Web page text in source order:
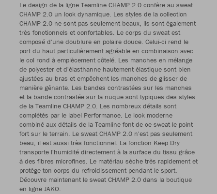
Le design de la ligne Teamline CHAMP 2.0 confère au sweat
CHAMP 2.0 un look dynamique. Les styles de la collection
CHAMP 2.0 ne sont pas seulement beaux, ils sont également
très fonctionnels et confortables. Le corps du sweat est
composé d'une doublure en polaire douce. Celui-ci rend le
port du haut particulièrement agréable en combinaison avec
le col rond à empiècement côtelé. Les manches en mélange
de polyester et d'élasthanne hautement élastique sont bien
ajustées au bras et empêchent les manches de glisser de
manière gênante. Les bandes contrastées sur les manches
et la bande contrastée sur la nuque sont typiques des styles
de la Teamline CHAMP 2.0. Les nombreux détails sont
complétés par le label Performance. Le look moderne
combiné aux détails de la Teamline font de ce sweat le point
fort sur le terrain. Le sweat CHAMP 2.0 n'est pas seulement
beau, il est aussi très fonctionnel. La fonction Keep Dry
transporte l'humidité directement à la surface du tissu grâce
à des fibres microfines. Le matériau sèche très rapidement et
protège ton corps du refroidissement pendant le sport.
Découvre maintenant le sweat CHAMP 2.0 dans la boutique
en ligne JAKO.